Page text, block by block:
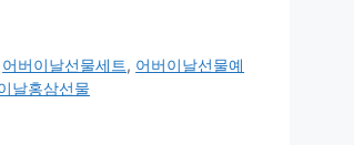
어버이날선물세트, 어버이날선물예
날홍삼선물